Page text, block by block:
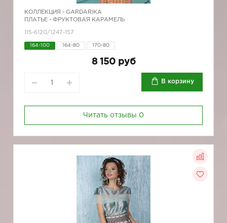
КОЛЛЕКЦИЯ - GARDARIKA
ПЛАТЬЕ - ФРУКТОВАЯ КАРАМЕЛЬ
115-6120/1247-157
164-100 164-80 170-80
8 150 руб
В корзину
Читать отзывы 0